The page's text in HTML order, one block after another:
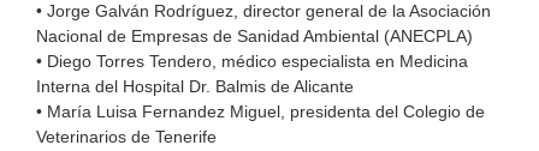
• Jorge Galván Rodríguez, director general de la Asociación
Nacional de Empresas de Sanidad Ambiental (ANECPLA)
• Diego Torres Tendero, médico especialista en Medicina
Interna del Hospital Dr. Balmis de Alicante
• María Luisa Fernandez Miguel, presidenta del Colegio de
Veterinarios de Tenerife